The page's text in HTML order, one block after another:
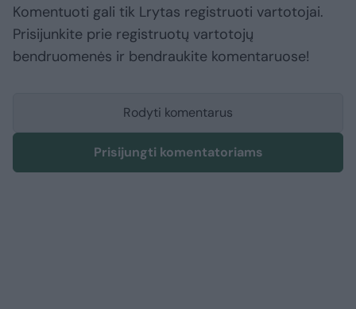
Komentuoti gali tik Lrytas registruoti vartotojai.
Prisijunkite prie registruotų vartotojų
bendruomenės ir bendraukite komentaruose!
Rodyti komentarus
Prisijungti komentatoriams